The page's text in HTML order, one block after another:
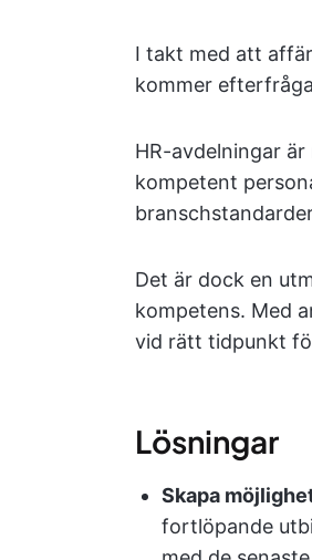
I takt med att
kommer
HR-avdelningar
kompetent
Det är dock en
kompetens. Med
vid rätt tidpunkt
Lösningar
Skapa
fortlöpande